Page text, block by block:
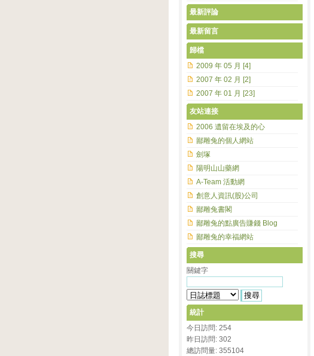
最新評論
最新留言
歸檔
2009 年 05 月 [4]
2007 年 02 月 [2]
2007 年 01 月 [23]
友站連接
2006 遺留在埃及的心
鄙雕兔的個人網站
劍塚
陽明山山藥網
A-Team 活動網
創意人資訊(股)公司
鄙雕兔書閣
鄙雕兔的點廣告賺錢 Blog
鄙雕兔的幸福網站
搜尋
關鍵字
統計
今日訪問: 254
昨日訪問: 302
總訪問量: 355104